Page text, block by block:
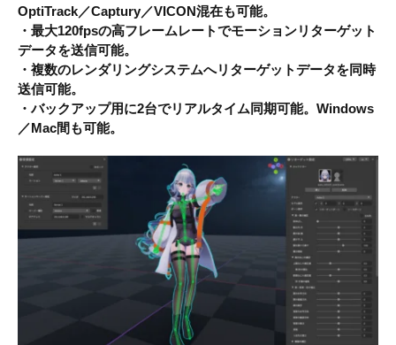
OptiTrack／Captury／VICON混在も可能。
・最大120fpsの高フレームレートでモーションリターゲット
データを送信可能。
・複数のレンダリングシステムへリターゲットデータを同時
送信可能。
・バックアップ用に2台でリアルタイム同期可能。Windows
／Mac間も可能。